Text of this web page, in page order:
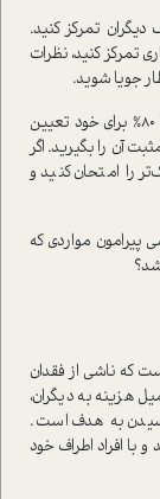
تمرکز کنید.
تمرکز کنید، نظرات
جویا شوید.
به‌طور مثال، شما می‌توانید نقاط بررسی عملکرد 50% یا 80% برای خود تعیین
آن را بگیرید. اگر
را امتحان کنید و
پیرامون مواردی که
که ناشی از فقدان
هزینه به دیگران،
رسیدن به هدف ا‌ست.
با افراد اطراف خود